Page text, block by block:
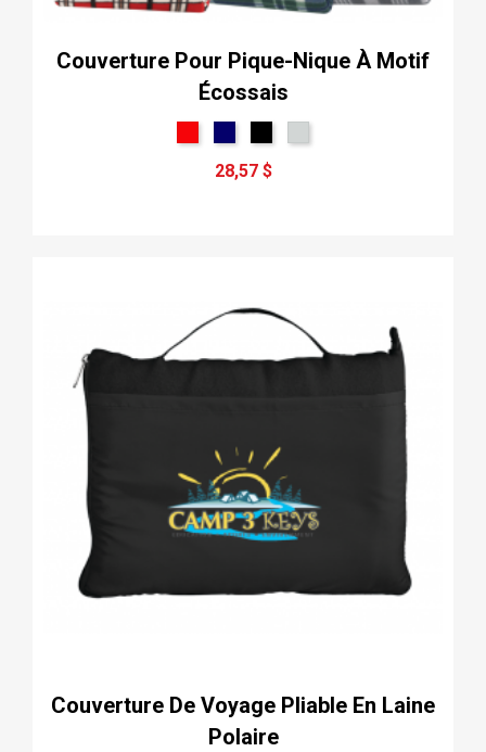
Couverture Pour Pique-Nique À Motif
Écossais
28,57 $
Couverture De Voyage Pliable En Laine
Polaire